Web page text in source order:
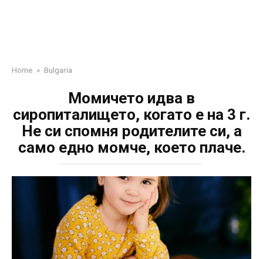
Home » Bulgaria
Момичето идва в
сиропиталището, когато е на 3 г.
Не си спомня родителите си, а
само едно момче, което плаче.